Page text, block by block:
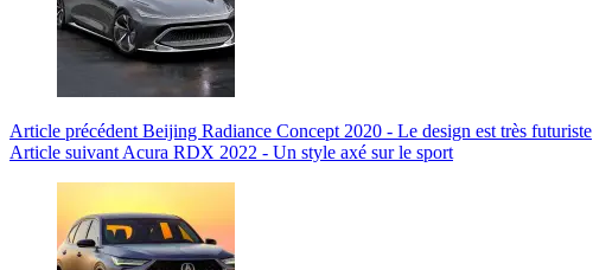
Article précédent Beijing Radiance Concept 2020 - Le design est très futuriste
Article suivant Acura RDX 2022 - Un style axé sur le sport